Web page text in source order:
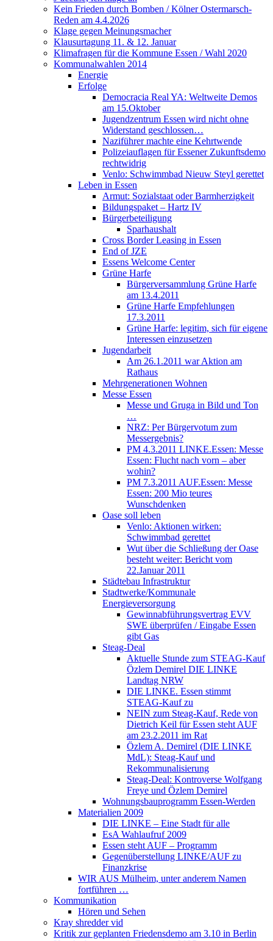
Kein Frieden durch Bomben / Kölner Ostermarsch-
Reden am 4.4.2026
Klage gegen Meinungsmacher
Klausurtagung 11. & 12. Januar
Klimafragen für die Kommune Essen / Wahl 2020
Kommunalwahlen 2014
Energie
Erfolge
Democracia Real YA: Weltweite Demos
am 15.Oktober
Jugendzentrum Essen wird nicht ohne
Widerstand geschlossen…
Naziführer machte eine Kehrtwende
Polizeiauflagen für Essener Zukunftsdemo
rechtwidrig
Venlo: Schwimmbad Nieuw Steyl gerettet
Leben in Essen
Armut: Sozialstaat oder Barmherzigkeit
Bildungspaket – Hartz IV
Bürgerbeteiligung
Sparhaushalt
Cross Border Leasing in Essen
End of JZE
Essens Welcome Center
Grüne Harfe
Bürgerversammlung Grüne Harfe
am 13.4.2011
Grüne Harfe Empfehlungen
17.3.2011
Grüne Harfe: legitim, sich für eigene
Interessen einzusetzen
Jugendarbeit
Am 26.1.2011 war Aktion am
Rathaus
Mehrgenerationen Wohnen
Messe Essen
Messe und Gruga in Bild und Ton
…
NRZ: Per Bürgervotum zum
Messergebnis?
PM 4.3.2011 LINKE.Essen: Messe
Essen: Flucht nach vorn – aber
wohin?
PM 7.3.2011 AUF.Essen: Messe
Essen: 200 Mio teures
Wunschdenken
Oase soll leben
Venlo: Aktionen wirken:
Schwimmbad gerettet
Wut über die Schließung der Oase
besteht weiter: Bericht vom
22.Januar 2011
Städtebau Infrastruktur
Stadtwerke/Kommunale
Energieversorgung
Gewinnabführungsvertrag EVV
SWE überprüfen / Eingabe Essen
gibt Gas
Steag-Deal
Aktuelle Stunde zum STEAG-Kauf
Özlem Demirel DIE LINKE
Landtag NRW
DIE LINKE. Essen stimmt
STEAG-Kauf zu
NEIN zum Steag-Kauf, Rede von
Dietrich Keil für Essen steht AUF
am 23.2.2011 im Rat
Özlem A. Demirel (DIE LINKE
MdL): Steag-Kauf und
Rekommunalisierung
Steag-Deal: Kontroverse Wolfgang
Freye und Özlem Demirel
Wohnungsbauprogramm Essen-Werden
Materialien 2009
DIE LINKE – Eine Stadt für alle
EsA Wahlaufruf 2009
Essen steht AUF – Programm
Gegenüberstellung LINKE/AUF zu
Finanzkrise
WIR AUS Mülheim, unter anderem Namen
fortführen …
Kommunikation
Hören und Sehen
Kray shredder vid
Kritik zur geplanten Friedensdemo am 3.10 in Berlin